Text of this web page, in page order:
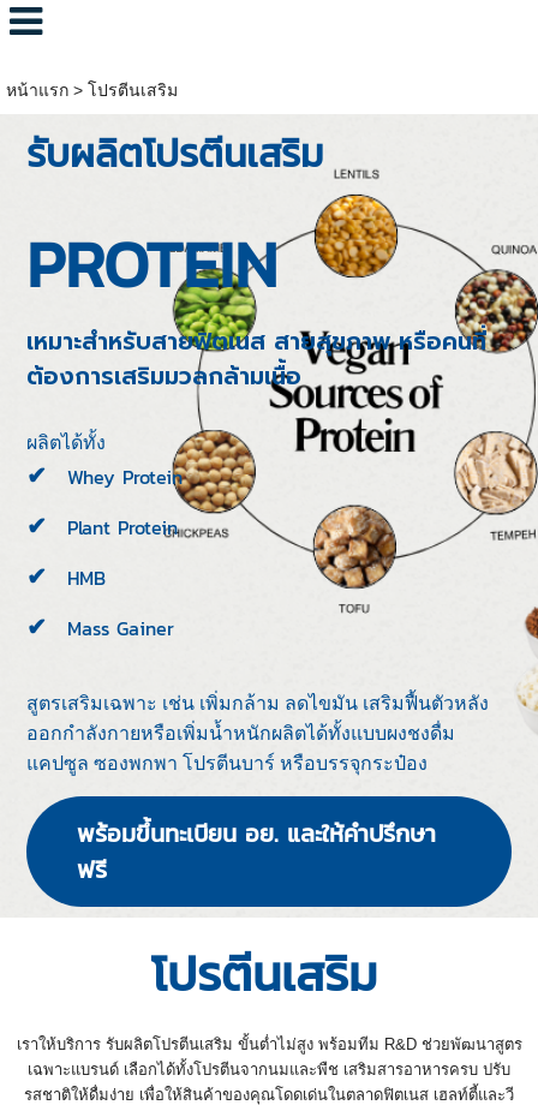
หน้าแรก> โปรตีนเสริม
รับผลิตโปรตีนเสริม
PROTEIN
เหมาะสำหรับสายฟิตเนส สายสุขภาพ หรือคนที่
ต้องการเสริมมวลกล้ามเนื้อ
ผลิตได้ทั้ง
Whey Protein
Plant Protein
HMB
Mass Gainer
สูตรเสริมเฉพาะ เช่น เพิ่มกล้าม ลดไขมัน เสริมฟื้นตัวหลัง
ออกกำลังกายหรือเพิ่มน้ำหนักผลิตได้ทั้งแบบผงชงดื่ม
แคปซูล ซองพกพา โปรตีนบาร์ หรือบรรจุกระป๋อง
พร้อมขึ้นทะเบียน อย. และให้คำปรึกษา
ฟรี
โปรตีนเสริม
เราให้บริการ รับผลิตโปรตีนเสริม ขั้นต่ำไม่สูง พร้อมทีม R&D ช่วยพัฒนาสูตร
เฉพาะแบรนด์ เลือกได้ทั้งโปรตีนจากนมและพืช เสริมสารอาหารครบ ปรับ
รสชาติให้ดื่มง่าย เพื่อให้สินค้าของคุณโดดเด่นในตลาดฟิตเนส เฮลท์ตี้และวี